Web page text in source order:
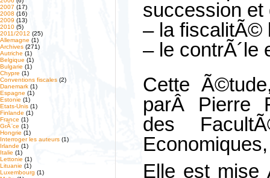
2007 (17)
2008 (16)
2009 (13)
2010 (5)
2011/2012 (25)
Allemagne (1)
Archives (271)
Autriche (1)
Belgique (1)
Bulgarie (1)
Chypre (1)
Conventions fiscales (2)
Danemark (1)
Espagne (1)
Estonie (1)
Etats-Unis (1)
Finlande (1)
France (1)
GrÃ¨ce (1)
Hongrie (1)
Interroger les auteurs (1)
Irlande (1)
Italie (1)
Lettonie (1)
Lituanie (1)
Luxembourg (1)
succession et
– la fiscalitÃ©
– le contrÃ´le
Cette
parÂ Pierre
des
Elle est mise